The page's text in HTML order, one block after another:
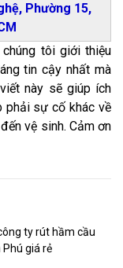
Phường 15,
tôi giới thiệu
tin cậy nhất mà
này sẽ giúp ích
phải sự cố khác về
vệ sinh. Cảm ơn